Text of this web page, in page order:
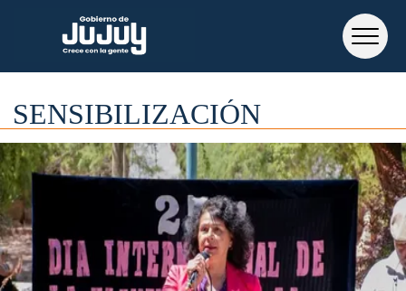
SENSIBILIZACIÓN